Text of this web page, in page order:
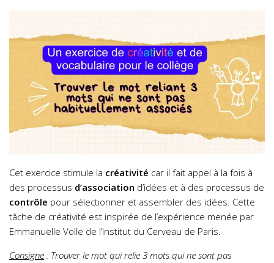
Cet exercice stimule la créativité car il fait appel à la fois à
des processus d’association d’idées et à des processus de
contrôle pour sélectionner et assembler des idées. Cette
tâche de créativité est inspirée de l’expérience menée par
Emmanuelle Volle de l’Institut du Cerveau de Paris.
Consigne : Trouver le mot qui relie 3 mots qui ne sont pas